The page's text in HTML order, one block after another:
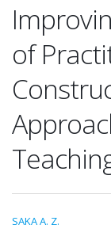
of
SAKA A. Z.